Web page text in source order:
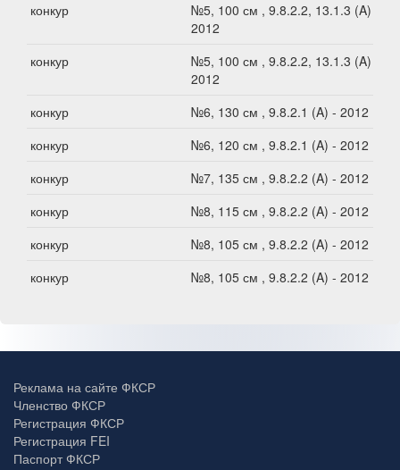
конкур
№5, 100 см , 9.8.2.2, 13.1.3 (A) -
2012
конкур
№5, 100 см , 9.8.2.2, 13.1.3 (A) -
2012
конкур
№6, 130 см , 9.8.2.1 (A) - 2012
конкур
№6, 120 см , 9.8.2.1 (A) - 2012
конкур
№7, 135 см , 9.8.2.2 (A) - 2012
конкур
№8, 115 см , 9.8.2.2 (A) - 2012
конкур
№8, 105 см , 9.8.2.2 (A) - 2012
конкур
№8, 105 см , 9.8.2.2 (A) - 2012
Реклама на сайте ФКСР
Членство ФКСР
Регистрация ФКСР
Регистрация FEI
Паспорт ФКСР